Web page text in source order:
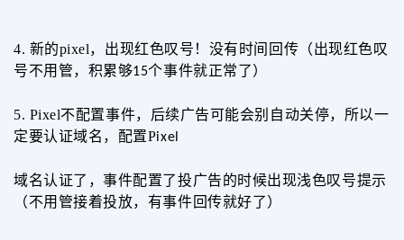
4. 新的pixel，出现红色叹号！没有时间回传（出现红色叹
号不用管，积累够15个事件就正常了）
5. Pixel不配置事件，后续广告可能会别自动关停，所以一
定要认证域名，配置Pixel
域名认证了，事件配置了投广告的时候出现浅色叹号提示
（不用管接着投放，有事件回传就好了）